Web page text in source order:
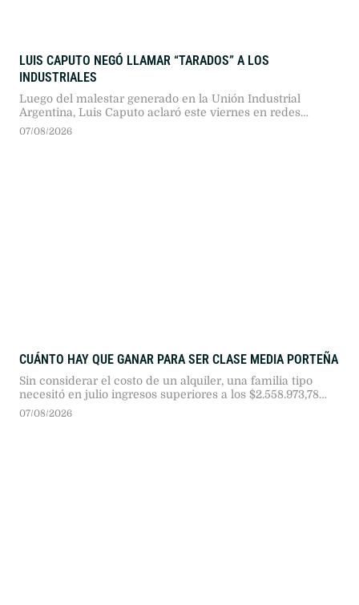
LUIS CAPUTO NEGÓ LLAMAR “TARADOS” A LOS
INDUSTRIALES
Luego del malestar generado en la Unión Industrial
Argentina, Luis Caputo aclaró este viernes en redes
sociales sus dichos sobre el sector. El ministro de
Economía afirmó que sus descalificaciones apuntaron al
07/08/2026
CUÁNTO HAY QUE GANAR PARA SER CLASE MEDIA PORTEÑA
Sin considerar el costo de un alquiler, una familia tipo
necesitó en julio ingresos superiores a los $2.558.973,78
para integrar el sector medio en la Ciudad de Buenos
Aires, según el IDECBA.
07/08/2026